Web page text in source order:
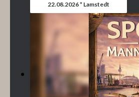
22.08.2026 * Lamstedt